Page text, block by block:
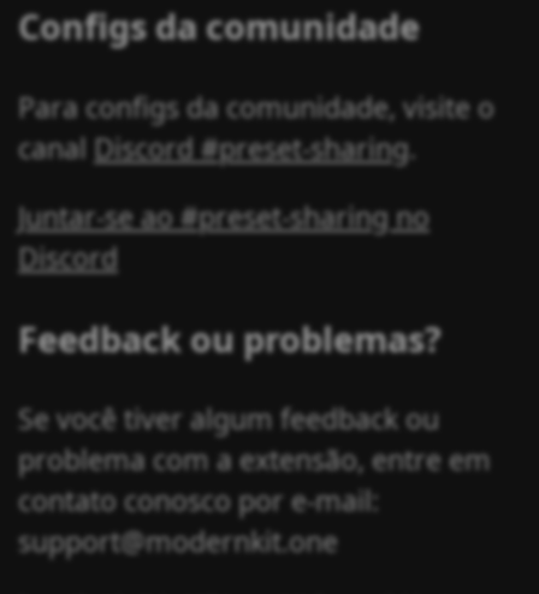
Configs da comunidade
Para configs da comunidade, visite o
canal Discord #preset-sharing.
Juntar-se ao #preset-sharing no
Discord
Feedback ou problemas?
Se você tiver algum feedback ou
problema com a extensão, entre em
contato conosco por e-mail:
support@modernkit.one